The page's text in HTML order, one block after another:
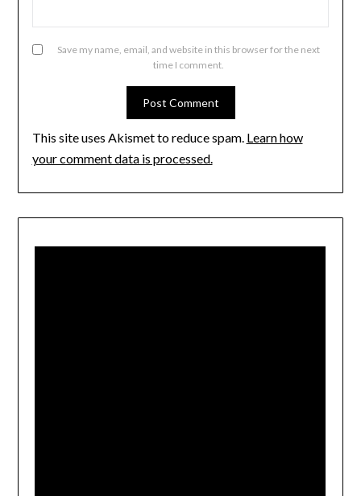
Save my name, email, and website in this browser for the next
time I comment.
This site uses Akismet to reduce spam. Learn how
your comment data is processed.